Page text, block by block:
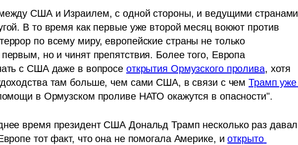
США и Израилем, с одной стороны, и ведущими странами
В то время как первые уже второй месяц воюют против
по всему миру, европейские страны не только
но и чинят препятствия. Более того, Европа
с США даже в вопросе открытия Ормузского пролива, хотя
там больше, чем сами США, в связи с чем Трамп уже
в Ормузском проливе НАТО окажутся в опасности".
время президент США Дональд Трамп несколько раз давал
тот факт, что она не помогала Америке, и открыто